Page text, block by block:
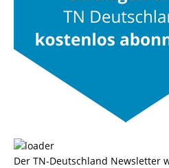
Der TN-Deutschland Newsletter